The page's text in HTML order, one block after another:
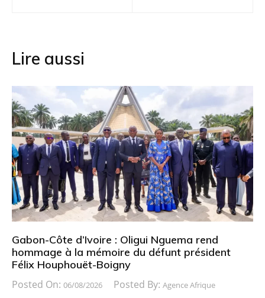
Lire aussi
Gabon-Côte d’Ivoire : Oligui Nguema rend
hommage à la mémoire du défunt président
Félix Houphouët-Boigny
Posted On: 06/08/2026 Posted By: Agence Afrique